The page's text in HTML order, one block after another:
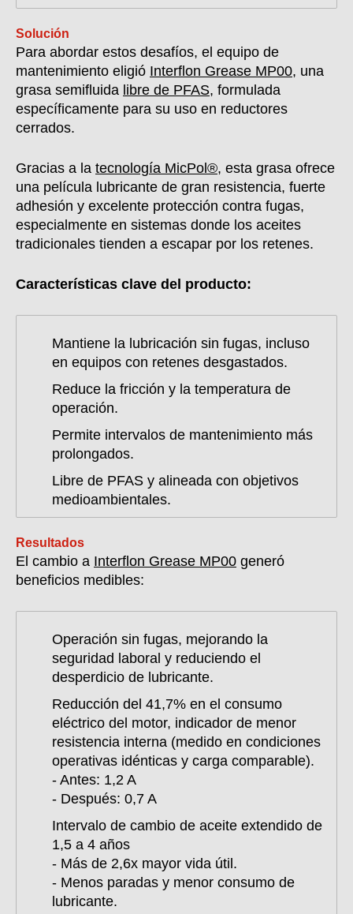
Solución
Para abordar estos desafíos, el equipo de
mantenimiento eligió Interflon Grease MP00, una
grasa semifluida libre de PFAS, formulada
específicamente para su uso en reductores
cerrados.
Gracias a la tecnología MicPol®, esta grasa ofrece
una película lubricante de gran resistencia, fuerte
adhesión y excelente protección contra fugas,
especialmente en sistemas donde los aceites
tradicionales tienden a escapar por los retenes.
Características clave del producto:
Mantiene la lubricación sin fugas, incluso
en equipos con retenes desgastados.
Reduce la fricción y la temperatura de
operación.
Permite intervalos de mantenimiento más
prolongados.
Libre de PFAS y alineada con objetivos
medioambientales.
Resultados
El cambio a Interflon Grease MP00 generó
beneficios medibles:
Operación sin fugas, mejorando la
seguridad laboral y reduciendo el
desperdicio de lubricante.
Reducción del 41,7% en el consumo
eléctrico del motor, indicador de menor
resistencia interna (medido en condiciones
operativas idénticas y carga comparable).
- Antes: 1,2 A
- Después: 0,7 A
Intervalo de cambio de aceite extendido de
1,5 a 4 años
- Más de 2,6x mayor vida útil.
- Menos paradas y menor consumo de
lubricante.